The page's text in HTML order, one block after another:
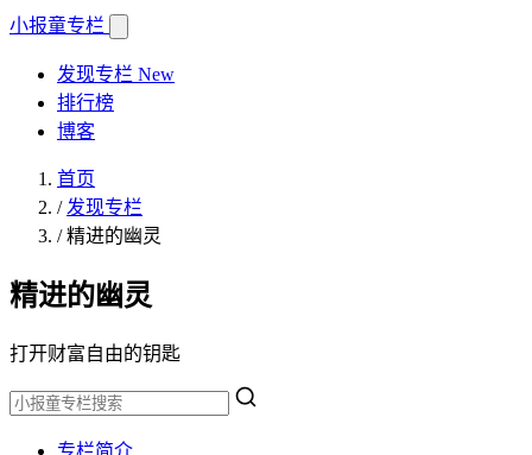
小报童专栏
发现专栏 New
排行榜
博客
首页
/ 发现专栏
/精进的幽灵
精进的幽灵
打开财富自由的钥匙
专栏简介